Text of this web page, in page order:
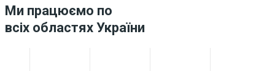
Ми працюємо по
всіх областях України